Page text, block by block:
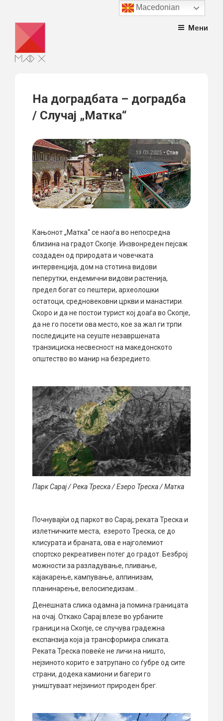
content
Мени
На доградбата – доградба
/ Случај „Матка“
13.03.2025 • Став
Кањонот „Матка“ се наоѓа во непосредна
близина на градот Скопје. Инзвонреден пејсаж
создаден од природата и човечката
интервенција, дом на стотина видови
пеперутки, ендемични видови растенија,
предел богат со пештери, археолошки
остатоци, средновековни цркви и манастири.
Скоро и да не постои турист кој доаѓа во Скопје,
да не го посети ова место, кое за жал ги трпи
последиците на сеуште незавршената
транзициска несвесност на македонското
општество во манир на безредието.
Парк Сарај / Река Треска / Езеро Треска / Матка
Почнувајќи од паркот во Сарај, реката Треска и
излетничките места, езерото Треска, се до
клисурата и браната, ова е најголемиот
спортско рекреативен потег до градот. Безброј
можности за разладување, пливање,
кајакарење, кампување, алпинизам,
планинарење, велосипедизам…
Денешната слика одамна ја помина границата
на очај. Откако Сарај влезе во урбаните
граници на Скопје, се случува градежна
експанзија која ја трансформира сликата.
Реката Треска повеќе не личи на ништо,
нејзиното корито е затрупано со ѓубре од сите
страни, додека камиони и багери го
уништуваат нејзиниот природен брег.
Macedonian